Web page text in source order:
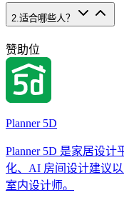
2.适合哪些人？
赞助位
Planner 5D
Planner 5D 是家居设
化、AI 房间设计建议
室内设计师。